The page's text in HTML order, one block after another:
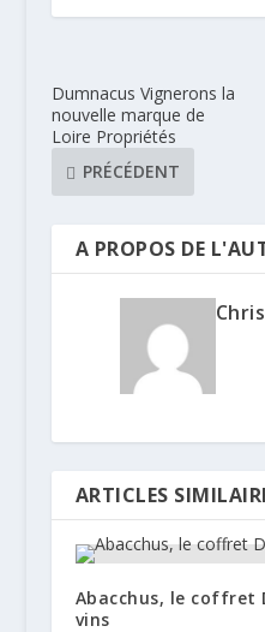
Dumnacus Vignerons la
nouvelle marque de
Loire Propriétés
PRÉCÉDENT
A PROPOS DE
ARTICLES
Abacchus, le coffret
vins